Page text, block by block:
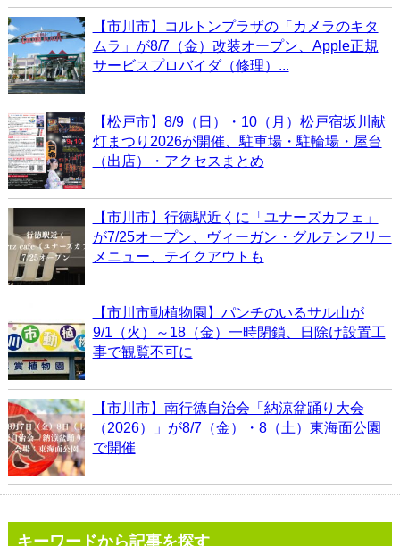
【市川市】コルトンプラザの「カメラのキタ
ムラ」が8/7（金）改装オープン、Apple正規
サービスプロバイダ（修理）...
【松戸市】8/9（日）・10（月）松戸宿坂川献
灯まつり2026が開催、駐車場・駐輪場・屋台
（出店）・アクセスまとめ
【市川市】行徳駅近くに「ユナーズカフェ」
が7/25オープン、ヴィーガン・グルテンフリー
メニュー、テイクアウトも
【市川市動植物園】パンチのいるサル山が
9/1（火）～18（金）一時閉鎖、日除け設置工
事で観覧不可に
【市川市】南行徳自治会「納涼盆踊り大会
（2026）」が8/7（金）・8（土）東海面公園
で開催
キーワードから記事を探す